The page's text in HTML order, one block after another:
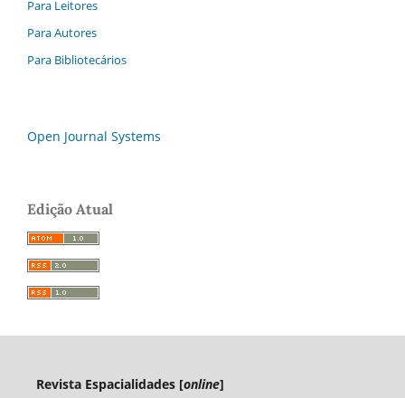
Para Leitores
Para Autores
Para Bibliotecários
Open Journal Systems
Edição Atual
Revista Espacialidades [online]